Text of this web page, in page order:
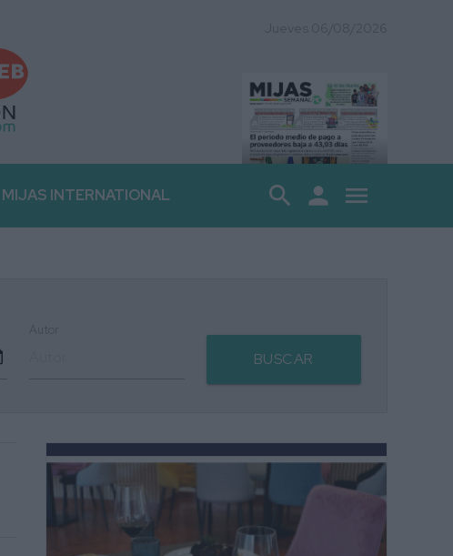
MIJAS INTERNATIONAL search person menu
BUSCAR